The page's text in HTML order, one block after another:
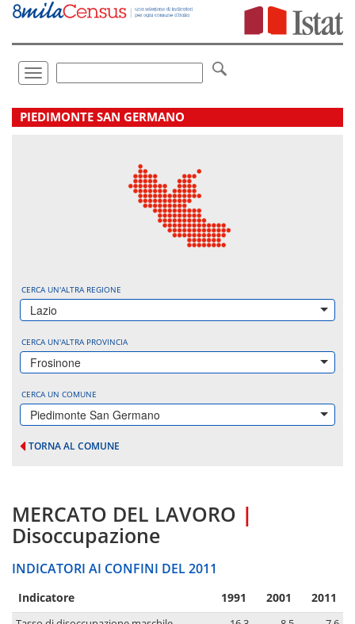
Vai
direttamente
Toggle
navigation
.
PIEDIMONTE SAN GERMANO
CERCA UN'ALTRA REGIONE
Lazio
CERCA UN'ALTRA PROVINCIA
Frosinone
CERCA UN COMUNE
Piedimonte San Germano
TORNA AL COMUNE
MERCATO DEL LAVORO |
Disoccupazione
INDICATORI AI CONFINI DEL 2011
Indicatore 1991 2001 2011